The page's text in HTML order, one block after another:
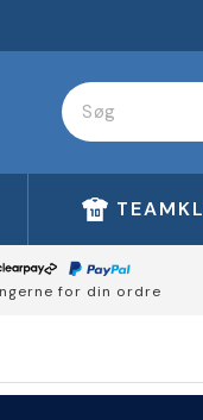
for din ordre